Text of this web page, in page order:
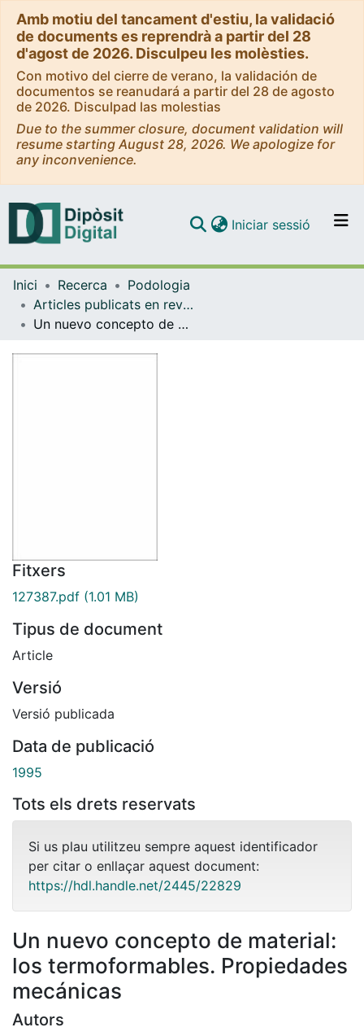
Amb motiu del tancament d'estiu, la validació
de documents es reprendrà a partir del 28
d'agost de 2026. Disculpeu les molèsties.
Con motivo del cierre de verano, la validación de
documentos se reanudará a partir del 28 de agosto
de 2026. Disculpad las molestias
Due to the summer closure, document validation will
resume starting August 28, 2026. We apologize for
any inconvenience.
Navega per tot el DD
Iniciar sessió (current)
Inici Recerca
Podologia
Articles publicats en revistes (Podologia)
Un nuevo concepto de material: los termoformables. Propiedades mecánicas
Fitxers
127387.pdf (1.01 MB)
Tipus de document
Article
Versió
Versió publicada
Data de publicació
1995
Tots els drets reservats
Si us plau utilitzeu sempre aquest identificador
per citar o enllaçar aquest document:
https://hdl.handle.net/2445/22829
Un nuevo concepto de material:
los termoformables. Propiedades
mecánicas
Autors